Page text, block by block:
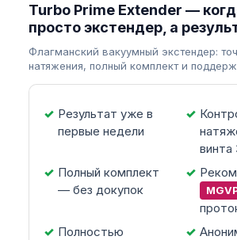
Turbo Prime Extender —
просто экстендер, а
Флагманский вакуумный экстендер:
натяжения, полный комплект и
Результат уже в
первые недели
винта
Полный комплект
— без докупок
Полностью